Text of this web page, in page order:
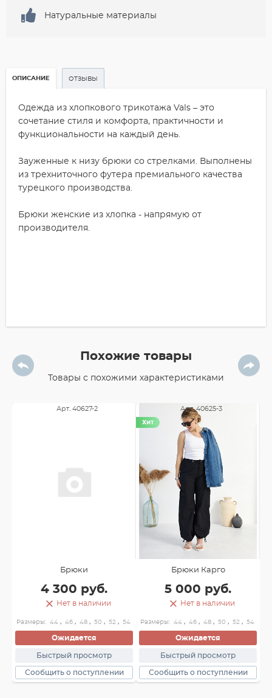
Натуральные материалы
ОПИСАНИЕ ОТЗЫВЫ
Одежда из хлопкового трикотажа Vals – это
сочетание стиля и комфорта, практичности и
функциональности на каждый день.
Зауженные к низу брюки со стрелками. Выполнены
из трехниточного футера премиального качества
турецкого производства.
Брюки женские из хлопка - напрямую от
производителя.
Похожие товары
Товары с похожими характеристиками
Арт. 40627-2
Брюки
4 300 руб.
Размеры: 44 , 46 , 48 , 50 , 52 , 54
Ожидается
Быстрый просмотр
Сообщить о поступлении
Нет в наличии
Арт. 40625-3
Хит
Брюки Карго
5 000 руб.
Размеры: 44 , 46 , 48 , 50 , 52 , 54
Ожидается
Быстрый просмотр
Сообщить о поступлении
Нет в наличии